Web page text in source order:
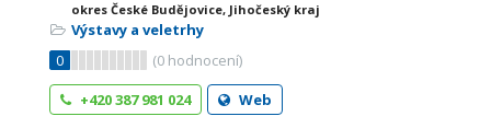
okres České Budějovice, Jihočeský kraj
Výstavy a veletrhy
0
(0 hodnocení)
+420 387 981 024
Web